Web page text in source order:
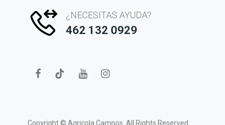
¿NECESITAS AYUDA?
462 132 0929
Copyright © Agricola Campos. All Rights Reserved